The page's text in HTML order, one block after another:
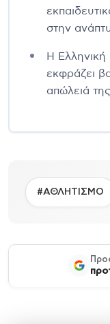
στην
Η
εκφράζει
απώλειά
#ΑΘΛΗΤΙΣΜΟ